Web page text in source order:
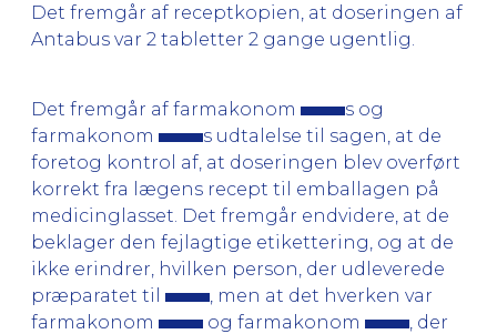
Det fremgår af receptkopien, at doseringen af
Antabus var 2 tabletter 2 gange ugentlig.
Det fremgår af farmakonom
s og
farmakonom
s udtalelse til sagen, at de
foretog kontrol af, at doseringen blev overført
korrekt fra lægens recept til emballagen på
medicinglasset. Det fremgår endvidere, at de
beklager den fejlagtige etikettering, og at de
ikke erindrer, hvilken person, der udleverede
præparatet til
, men at det hverken var
farmakonom
og farmakonom
, der